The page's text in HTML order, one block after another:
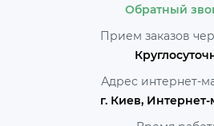
Обратный
Прием заказов
Адрес интернет-
г. Киев, Интернет-